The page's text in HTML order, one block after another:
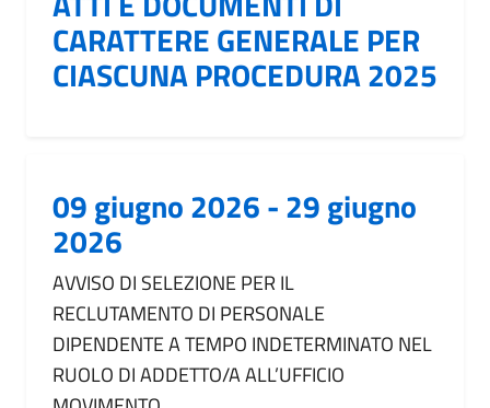
CARATTERE GENERALE PER
CIASCUNA PROCEDURA 2025
09 giugno 2026 - 29 giugno
2026
AVVISO DI SELEZIONE PER IL
RECLUTAMENTO DI PERSONALE
DIPENDENTE A TEMPO INDETERMINATO NEL
RUOLO DI ADDETTO/A ALL’UFFICIO